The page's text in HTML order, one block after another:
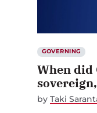
GOVERNING
When did
by Taki